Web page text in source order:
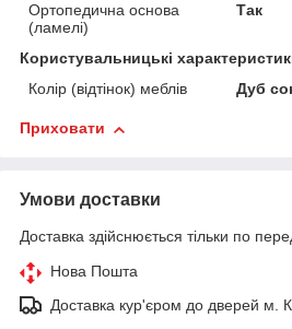
Ортопедична основа
(ламелі)
Так
Користувальницькі
Колір (відтінок) меблів
Дуб
Приховати
Умови доставки
Доставка здійснюється тільки по
Нова Пошта
Доставка кур'єром до дверей м.